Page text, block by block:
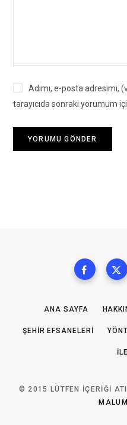
Adımı, e-posta adresimi,
tarayıcıda sonraki yorumum
ANA SAYFA
ŞEHIR EFSANELERI
© 2015 LÜTFEN IÇERIĞI